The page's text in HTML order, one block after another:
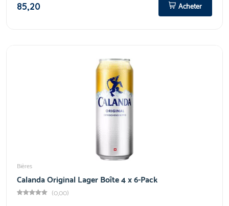
85,20
Acheter
Bières
Calanda Original Lager Boîte 4 x 6-Pack
(0,00)